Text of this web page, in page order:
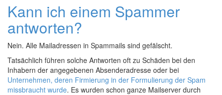
Kann ich einem Spammer
antworten?
Nein. Alle Mailadressen in Spammails sind gefälscht.
Tatsächlich führen solche Antworten oft zu Schäden bei den
Inhabern der angegebenen Absenderadresse oder bei
Unternehmen, deren Firmierung in der Formulierung der Spam
missbraucht wurde. Es wurden schon ganze Mailserver durch